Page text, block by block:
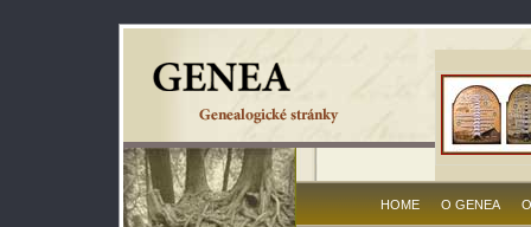
HOME O GENEA